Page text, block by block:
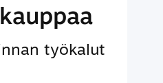
työkalut